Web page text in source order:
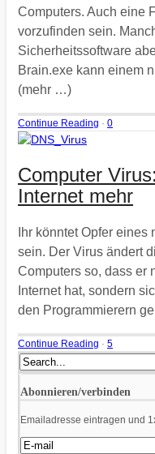
Computers. Auch eine
vorzufinden sein.
Sicherheitssoftware
Brain.exe kann einem
(mehr …)
Continue Reading · 0
Computer
Internet mehr
Ihr könntet Opfer
sein. Der Virus ändert
Computers so, dass er
Internet hat, sondern
den Programmierern
Continue Reading · 5
Abonnieren/verbinden
Emailadresse eintragen und